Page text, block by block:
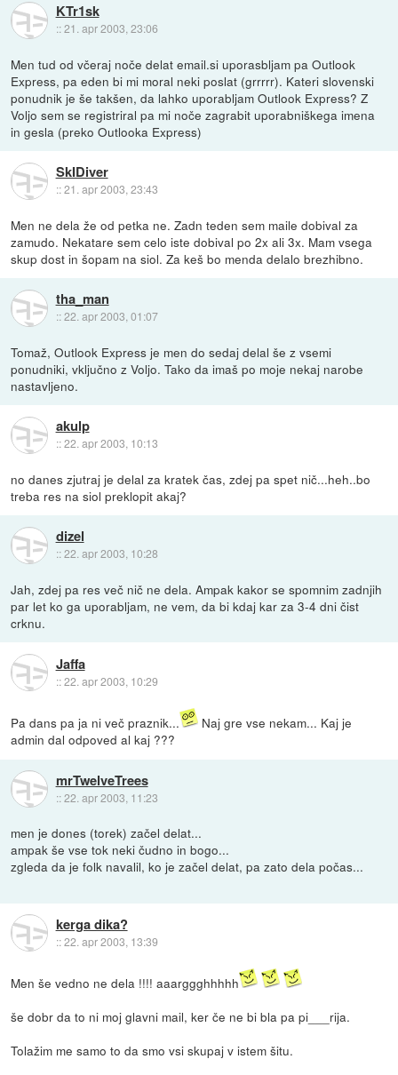
KTr1sk
::21. apr 2003, 23:06
Men tud od včeraj noče delat email.si uporasbljam pa Outlook
Express, pa eden bi mi moral neki poslat (grrrrr). Kateri slovenski
ponudnik je še takšen, da lahko uporabljam Outlook Express? Z
Voljo sem se registriral pa mi noče zagrabit uporabniškega imena
in gesla (preko Outlooka Express)
SkIDiver
::21. apr 2003, 23:43
Men ne dela že od petka ne. Zadn teden sem maile dobival za
zamudo. Nekatare sem celo iste dobival po 2x ali 3x. Mam vsega
skup dost in šopam na siol. Za keš bo menda delalo brezhibno.
tha_man
::22. apr 2003, 01:07
Tomaž, Outlook Express je men do sedaj delal še z vsemi
ponudniki, vključno z Voljo. Tako da imaš po moje nekaj narobe
nastavljeno.
akulp
::22. apr 2003, 10:13
no danes zjutraj je delal za kratek čas, zdej pa spet nič...heh..bo
treba res na siol preklopit akaj?
dizel
::22. apr 2003, 10:28
Jah, zdej pa res več nič ne dela. Ampak kakor se spomnim zadnjih
par let ko ga uporabljam, ne vem, da bi kdaj kar za 3-4 dni čist
crknu.
Jaffa
::22. apr 2003, 10:29
Pa dans pa ja ni več praznik...
Naj gre vse nekam... Kaj je
admin dal odpoved al kaj ???
mrTwelveTrees
::22. apr 2003, 11:23
men je dones (torek) začel delat...
ampak še vse tok neki čudno in bogo...
zgleda da je folk navalil, ko je začel delat, pa zato dela počas...
kerga dika?
::22. apr 2003, 13:39
Men še vedno ne dela !!!! aaarggghhhhh
še dobr da to ni moj glavni mail, ker če ne bi bla pa pi___rija.
Tolažim me samo to da smo vsi skupaj v istem šitu.